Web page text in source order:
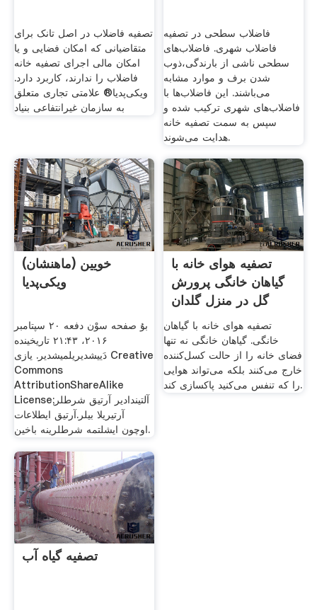
تصفیه فاضلاب در اصل تانک برای
متقاضیانی که امکان فضایی و یا
امکان مالی اجرای تصفیه خانه
فاضلاب را ندارند، کاربرد دارد.
ویکی‌پدیا® علامتی تجاری متعلق
به سازمان غیرانتفاعی بنیاد
فاضلاب سطحی در تصفیه
فاضلاب شهری. فاضلاب‌های
سطحی ناشی از بارندگی،ذوب
شدن برف و موارد مشابه
می‌باشند. این فاضلاب‌ها با
فاضلاب‌های شهری ترکیب شده و
سپس به سمت تصفیه خانه
هدایت می‌شوند.
خویین (ماهنشان)
ویکی‌پدیا
بۇ صفحه‌‌ سوْن دفعه ‏۲۰ سپتامبر
۲۰۱۶، ‏۲۱:۴۳ تاریخینده
دَییشدیریلمیشدیر. یازی Creative
Commons
AttributionShareAlike
License;آلتیندا‌دیر آرتیق شرطلر
آرتیریلا بیلر.آرتیق ایطلاعات
اوچون ایشلتمه شرطلرینه باخین.
تصفیه هوای خانه با
گیاهان خانگی پرورش
گل در منزل گلدان
تصفیه هوای خانه با گیاهان
خانگی. گیاهان خانگی نه تنها
فضای خانه را از حالت کسل‌کننده
خارج می‌کنند بلکه می‌تواند هوایی
را که تنفس می‌کنید پاکسازی کند.
تصفیه گیاه آب